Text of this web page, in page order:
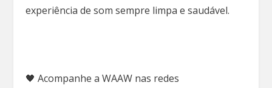
experiência de som sempre limpa e saudável.
🖤 Acompanhe a WAAW nas redes